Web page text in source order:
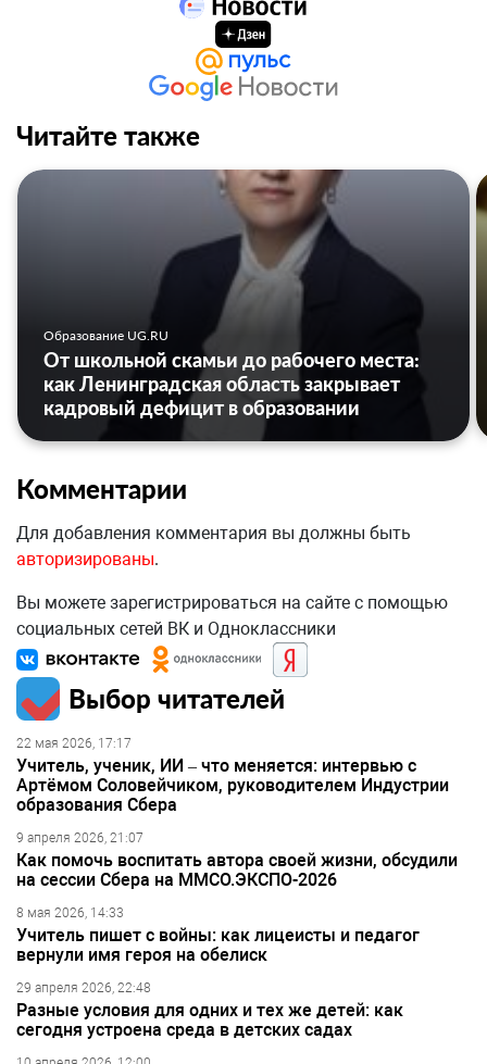
Читайте также
Образование UG.RU
От школьной скамьи до рабочего места:
как Ленинградская область закрывает
кадровый дефицит в образовании
Комментарии
Для добавления комментария вы должны быть
авторизированы.
Вы можете зарегистрироваться на сайте с помощью
социальных сетей ВК и Одноклассники
Выбор читателей
22 мая 2026, 17:17
Учитель, ученик, ИИ – что меняется: интервью с
Артёмом Соловейчиком, руководителем Индустрии
образования Сбера
9 апреля 2026, 21:07
Как помочь воспитать автора своей жизни, обсудили
на сессии Сбера на ММСО.ЭКСПО-2026
8 мая 2026, 14:33
Учитель пишет с войны: как лицеисты и педагог
вернули имя героя на обелиск
29 апреля 2026, 22:48
Разные условия для одних и тех же детей: как
сегодня устроена среда в детских садах